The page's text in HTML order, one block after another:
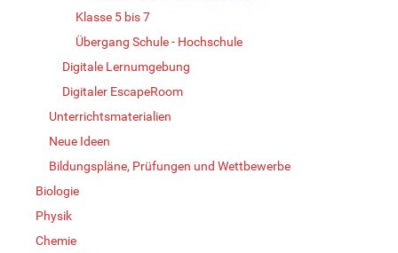
Klasse 5 bis 7
Übergang Schule - Hochschule
Digitale Lernumgebung
Digitaler EscapeRoom
Unterrichtsmaterialien
Neue Ideen
Bildungspläne, Prüfungen und Wettbewerbe
Biologie
Physik
Chemie